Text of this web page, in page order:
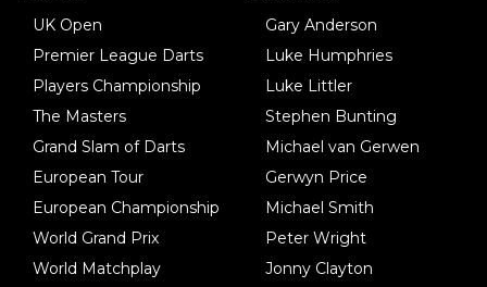
UK Open
Premier League Darts
Players Championship
The Masters
Grand Slam of Darts
European Tour
European Championship
World Grand Prix
World Matchplay
Gary Anderson
Luke Humphries
Luke Littler
Stephen Bunting
Michael van Gerwen
Gerwyn Price
Michael Smith
Peter Wright
Jonny Clayton